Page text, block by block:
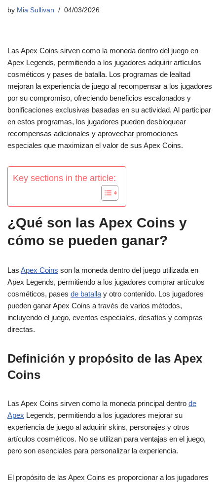
by Mia Sullivan 04/03/2026
Las Apex Coins sirven como la moneda dentro del juego en
Apex Legends, permitiendo a los jugadores adquirir artículos
cosméticos y pases de batalla. Los programas de lealtad
mejoran la experiencia de juego al recompensar a los jugadores
por su compromiso, ofreciendo beneficios escalonados y
bonificaciones exclusivas basadas en su actividad. Al participar
en estos programas, los jugadores pueden desbloquear
recompensas adicionales y aprovechar promociones
especiales que maximizan el valor de sus Apex Coins.
Key sections in the article:
¿Qué son las Apex Coins y
cómo se pueden ganar?
Las Apex Coins son la moneda dentro del juego utilizada en
Apex Legends, permitiendo a los jugadores comprar artículos
cosméticos, pases de batalla y otro contenido. Los jugadores
pueden ganar Apex Coins a través de varios métodos,
incluyendo el juego, eventos especiales, desafíos y compras
directas.
Definición y propósito de las Apex
Coins
Las Apex Coins sirven como la moneda principal dentro de
Apex Legends, permitiendo a los jugadores mejorar su
experiencia de juego al adquirir skins, personajes y otros
artículos cosméticos. No se utilizan para ventajas en el juego,
pero son esenciales para personalizar la experiencia.
El propósito de las Apex Coins es proporcionar a los jugadores